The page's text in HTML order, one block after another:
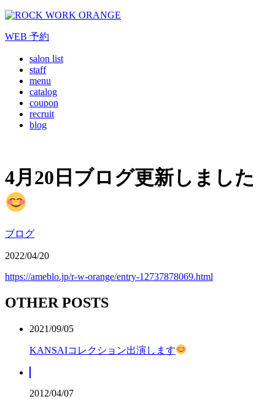
WEB 予約
salon list
staff
menu
catalog
coupon
recruit
blog
4月20日ブログ更新しました
ブログ
2022/04/20
https://ameblo.jp/r-w-orange/entry-12737878069.html
OTHER POSTS
2021/09/05
KANSAIコレクション出演します
2012/04/07